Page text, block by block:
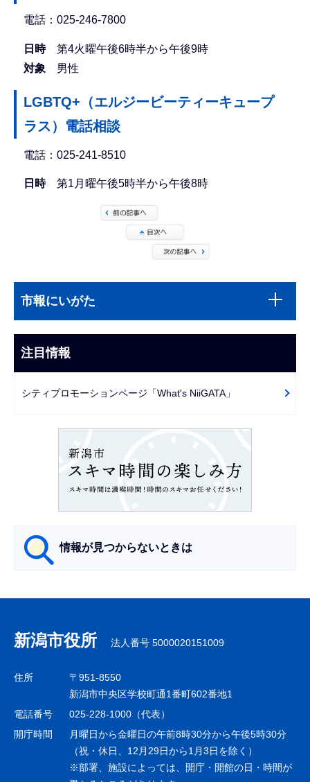
電話：025-246-7800
日時第4火曜午後6時半から午後9時
対象 男性
LGBTQ+（エルジービーティーキュープ
ラス）電話相談
電話：025-241-8510
日時第1月曜午後5時半から午後8時
文
こ
ま
で
ビ
ー
市報にいがた
注目情報
シティプロモーションページ「What's NiiGATA」
情報が見つからないときは
ナ
ビ
ゲ
シ
ョ
新潟市役所 法人番号 5000020151009
住所
〒951-8550
新潟市中央区学校町通1番町602番地1
電話番号
025-228-1000（代表）
開庁時間
月曜日から金曜日の午前8時30分から午後5時30分
（祝・休日、12月29日から1月3日を除く）
※部署、施設によっては、開庁・開館の日・時間が